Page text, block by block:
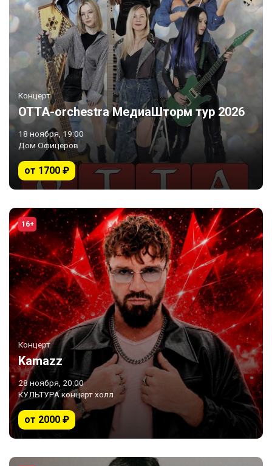
Концерт
ОТТА-orchestra МедиаШторм тур 2026
18 ноября, 19:00
Дом Офицеров
от 1700 ₽
16+
Концерт
Kamazz
28 ноября, 20:00
КУЛЬТУРА концерт холл
от 2000 ₽